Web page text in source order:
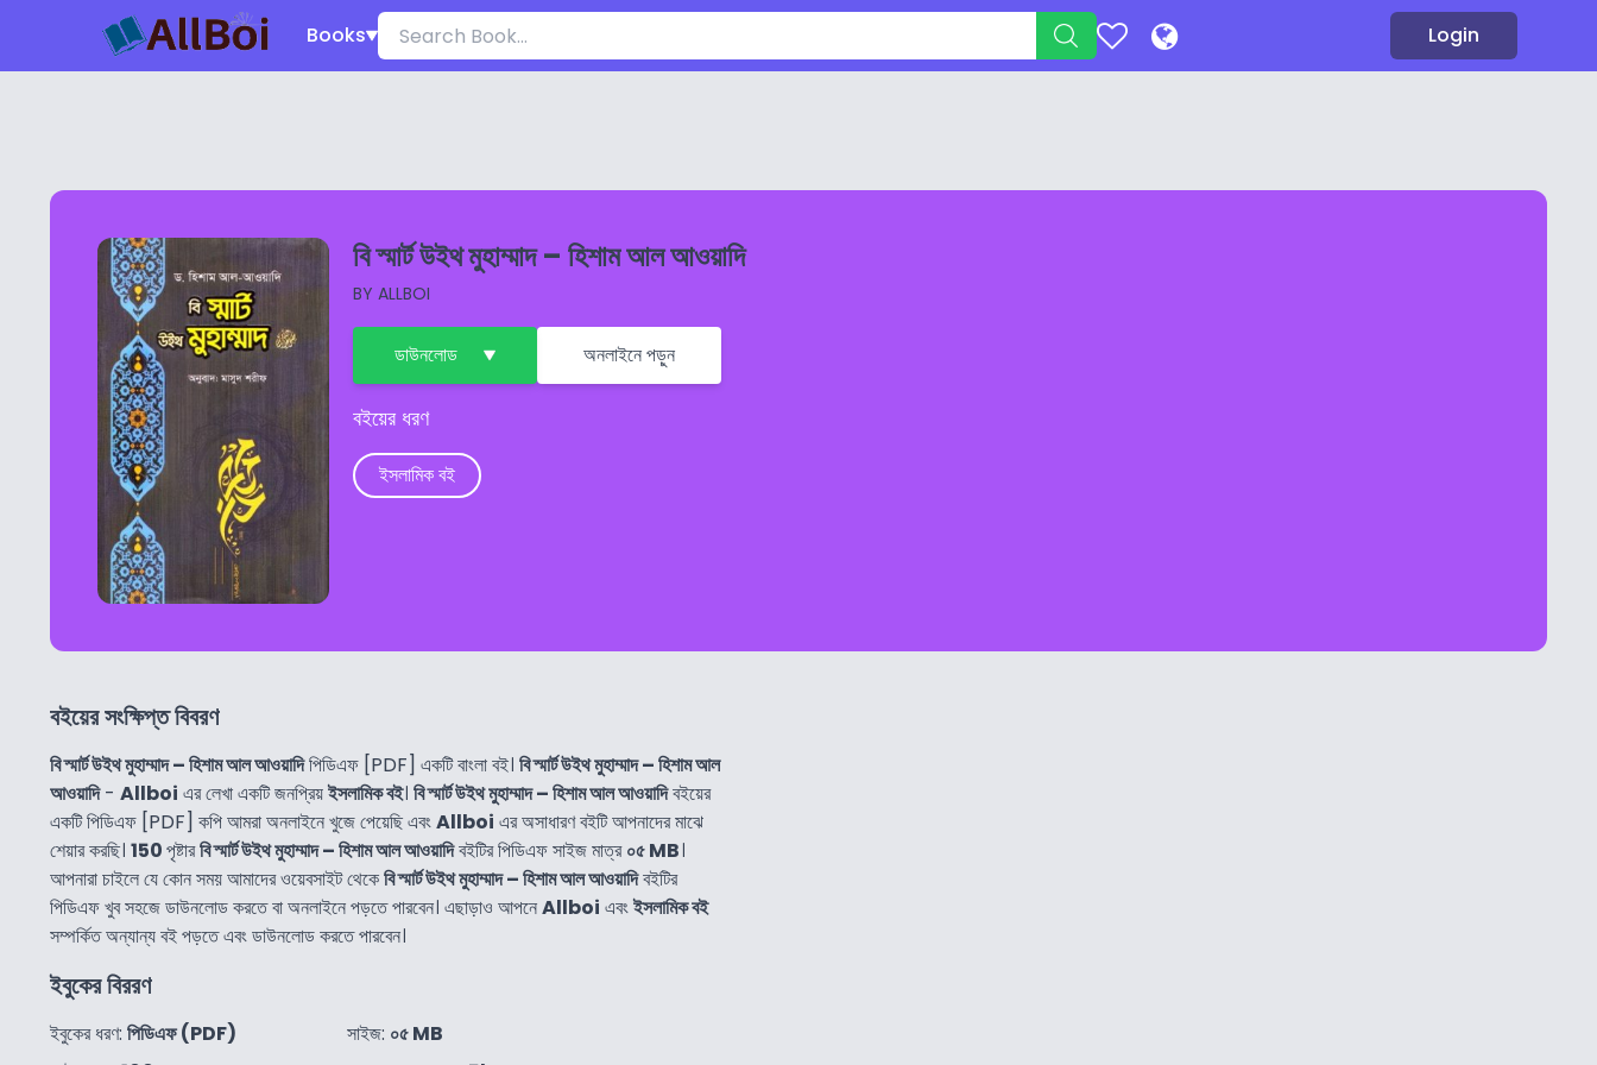
Books Login
বি স্মার্ট উইথ মুহাম্মাদ – হিশাম আল আওয়াদি
BY ALLBOI
ডাউনলোড অনলাইনে পড়ুন
বইয়ের ধরণ
ইসলামিক বই
বইয়ের সংক্ষিপ্ত বিবরণ
বি স্মার্ট উইথ মুহাম্মাদ – হিশাম আল আওয়াদিপিডিএফ [PDF] একটি বাংলা বই। বি স্মার্ট উইথ মুহাম্মাদ – হিশাম আল
আওয়াদি- Allboi এর লেখা একটি জনপ্রিয়ইসলামিক বই। বি স্মার্ট উইথ মুহাম্মাদ – হিশাম আল আওয়াদিবইয়ের
একটি পিডিএফ [PDF] কপি আমরা অনলাইনে খুজে পেয়েছি এবংAllboi এর অসাধারণ বইটি আপনাদের মাঝে
শেয়ার করছি। 150পৃষ্টারবি স্মার্ট উইথ মুহাম্মাদ – হিশাম আল আওয়াদিবইটির পিডিএফ সাইজ মাত্র০৫ MB।
আপনারা চাইলে যে কোন সময় আমাদের ওয়েবসাইট থেকেবি স্মার্ট উইথ মুহাম্মাদ – হিশাম আল আওয়াদিবইটির
পিডিএফ খুব সহজে ডাউনলোড করতে বা অনলাইনে পড়তে পারবেন। এছাড়াও আপনেAllboi এবংইসলামিক বই
সম্পর্কিত অন্যান্য বই পড়তে এবং ডাউনলোড করতে পারবেন।
ইবুকের বিররণ
ইবুকের ধরণ: পিডিএফ (PDF)
সাইজ: ০৫ MB